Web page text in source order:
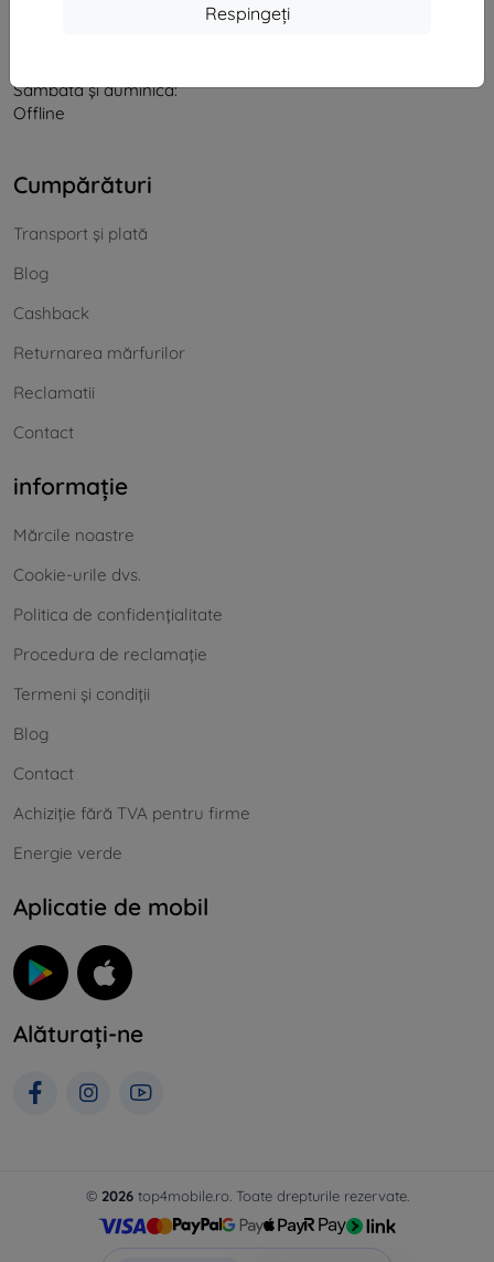
Respingeți
Sâmbătă și duminică:
Offline
Cumpărături
Transport și plată
Blog
Cashback
Returnarea mărfurilor
Reclamatii
Contact
informație
Mărcile noastre
Cookie-urile dvs.
Politica de confidențialitate
Procedura de reclamație
Termeni și condiții
Blog
Contact
Achiziție fără TVA pentru firme
Energie verde
Aplicatie de mobil
Alăturați-ne
© 2026top4mobile.ro. Toate drepturile rezervate.